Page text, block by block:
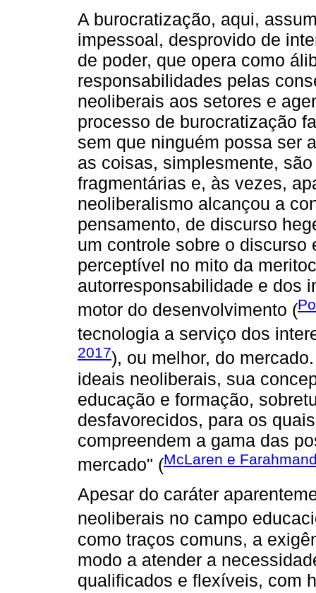
A burocratização, aqui,
impessoal, desprovido de
de poder, que opera como
responsabilidades pelas
neoliberais aos setores e
processo de burocratização
sem que ninguém possa ser
as coisas, simplesmente,
fragmentárias e, às vezes,
neoliberalismo alcançou a
pensamento, de discurso
um controle sobre o discurso
perceptível no mito da
autorresponsabilidade e dos
motor do desenvolvimento (
tecnologia a serviço dos
2017), ou melhor, do
ideais neoliberais, sua
educação e formação,
desfavorecidos, para os
compreendem a gama das
mercado" (McLaren e
Apesar do caráter
neoliberais no campo
como traços comuns, a
modo a atender a
qualificados e flexíveis, com